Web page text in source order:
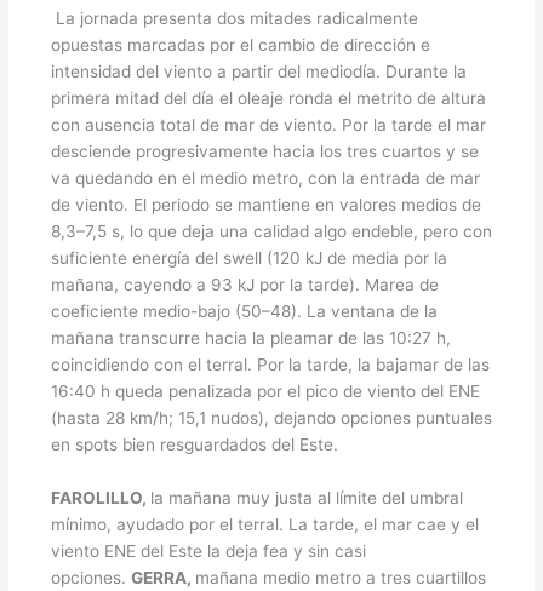
La jornada presenta dos mitades radicalmente
opuestas marcadas por el cambio de dirección e
intensidad del viento a partir del mediodía. Durante la
primera mitad del día el oleaje ronda el metrito de altura
con ausencia total de mar de viento. Por la tarde el mar
desciende progresivamente hacia los tres cuartos y se
va quedando en el medio metro, con la entrada de mar
de viento. El periodo se mantiene en valores medios de
8,3–7,5 s, lo que deja una calidad algo endeble, pero con
suficiente energía del swell (120 kJ de media por la
mañana, cayendo a 93 kJ por la tarde). Marea de
coeficiente medio-bajo (50–48). La ventana de la
mañana transcurre hacia la pleamar de las 10:27 h,
coincidiendo con el terral. Por la tarde, la bajamar de las
16:40 h queda penalizada por el pico de viento del ENE
(hasta 28 km/h; 15,1 nudos), dejando opciones puntuales
en spots bien resguardados del Este.
FAROLILLO, la mañana muy justa al límite del umbral
mínimo, ayudado por el terral. La tarde, el mar cae y el
viento ENE del Este la deja fea y sin casi
opciones. GERRA, mañana medio metro a tres cuartillos